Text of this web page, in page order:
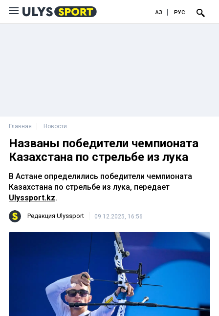
ҚАЗ РУС
Главная Новости
Названы победители чемпионата
Казахстана по стрельбе из лука
В Астане определились победители чемпионата
Казахстана по стрельбе из лука, передает
Ulyssport.kz.
Редакция Ulyssport 09.12.2025, 16:56